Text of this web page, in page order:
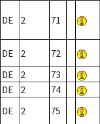
DE 2 71
DE 2 72
DE
2 73
DE
2 74
DE
2 75